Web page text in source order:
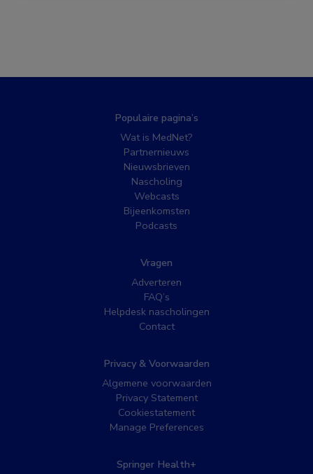
Populaire pagina’s
Wat is MedNet?
Partnernieuws
Nieuwsbrieven
Nascholing
Webcasts
Bijeenkomsten
Podcasts
Vragen
Adverteren
FAQ’s
Helpdesk nascholingen
Contact
Privacy & Voorwaarden
Algemene voorwaarden
Privacy Statement
Cookiestatement
Manage Preferences
Springer Health+